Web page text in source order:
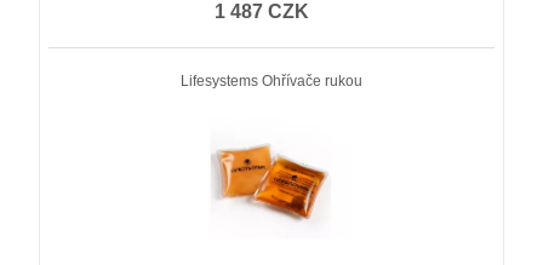
1 487 CZK
Lifesystems Ohřívače rukou